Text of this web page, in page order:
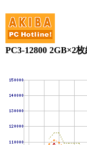
PC3-12800 2GB×2